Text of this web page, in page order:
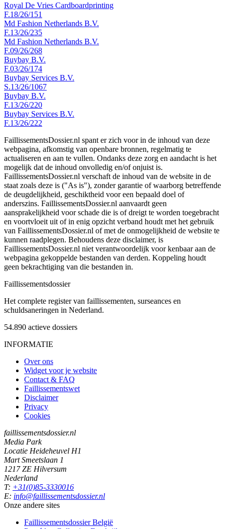
Royal De Vries Cardboardprinting
F.18/26/151
Md Fashion Netherlands B.V.
F.13/26/235
Md Fashion Netherlands B.V.
F.09/26/268
Buybay B.V.
F.03/26/174
Buybay Services B.V.
S.13/26/1067
Buybay B.V.
F.13/26/220
Buybay Services B.V.
F.13/26/222
FaillissementsDossier.nl spant er zich voor in de inhoud van deze
webpagina, afkomstig van openbare bronnen, regelmatig te
actualiseren en aan te vullen. Ondanks deze zorg en aandacht is het
mogelijk dat de inhoud onvolledig en/of onjuist is.
FaillissementsDossier.nl verschaft de inhoud van de website in de
staat zoals deze is ("As is"), zonder garantie of waarborg betreffende
de deugdelijkheid, geschiktheid voor een bepaald doel of
anderszins. FaillissementsDossier.nl aanvaardt geen
aansprakelijkheid voor schade die is of dreigt te worden toegebracht
en voortvloeit uit of in enig opzicht verband houdt met het gebruik
van FaillissementsDossier.nl of met de onmogelijkheid de website te
kunnen raadplegen. Behoudens deze disclaimer, is
FaillissementsDossier.nl niet verantwoordelijk voor kenbaar aan de
webpagina gekoppelde bestanden van derden. Koppeling houdt
geen bekrachtiging van die bestanden in.
Faillissementsdossier
Het complete register van faillissementen, surseances en
schuldsaneringen in Nederland.
54.890 actieve dossiers
INFORMATIE
Over ons
Widget voor je website
Contact & FAQ
Faillissementswet
Disclaimer
Privacy
Cookies
faillissementsdossier.nl
Media Park
Locatie Heideheuvel H1
Mart Smeetslaan 1
1217 ZE Hilversum
Nederland
T: +31(0)85-3330016
E: info@faillissementsdossier.nl
Onze andere sites
Faillissementsdossier België